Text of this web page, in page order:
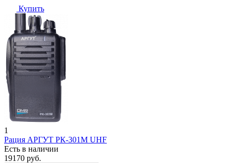
Купить
1
Рация АРГУТ РК-301М UHF
Есть в наличии
19170 руб.